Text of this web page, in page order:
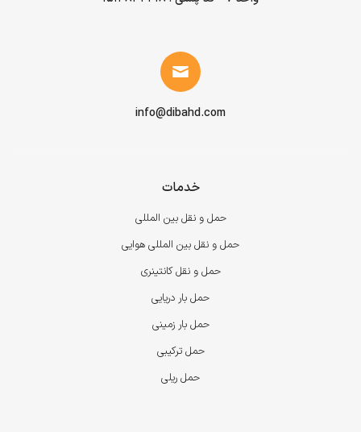
info@dibahd.com
خدمات
حمل و نقل بین المللی
حمل و نقل بین المللی هوایی
حمل و نقل کانتینری
حمل بار دریایی
حمل بار زمینی
حمل ترکیبی
حمل ریلی